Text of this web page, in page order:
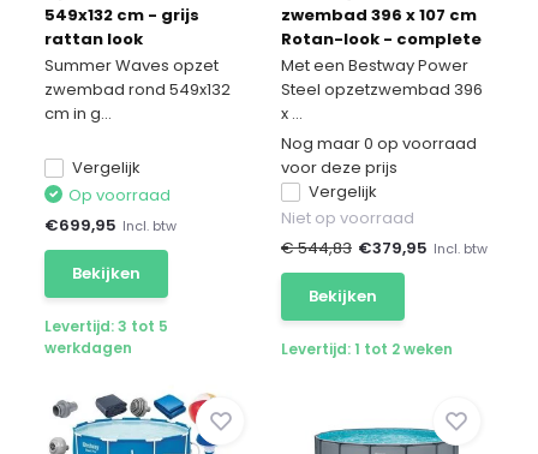
549x132 cm - grijs
rattan look
Summer Waves opzet
zwembad rond 549x132
cm in g...
Vergelijk
Op voorraad
€699,95 Incl. btw
Bekijken
Levertijd: 3 tot 5
werkdagen
zwembad 396 x 107 cm
Rotan-look - complete
set
Met een Bestway Power
Steel opzetzwembad 396
x ...
Nog maar 0 op voorraad
voor deze prijs
Vergelijk
Niet op voorraad
€ 544,83 €379,95 Incl. btw
Bekijken
Levertijd: 1 tot 2 weken